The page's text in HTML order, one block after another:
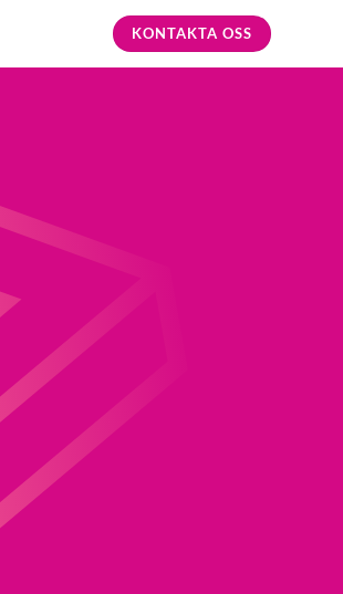
KONTAKTA OSS